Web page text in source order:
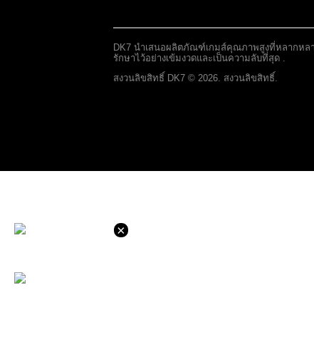
×
DK7 นำเสนอผลิตภัณฑ์เกมส์คุณภาพสูงที่หลากหล
รักษาไว้อย่างเข้มงวดและเป็นความลับที่สุด .
สงวนลิขสิทธิ์ DK7 © 2026. สงวนลิขสิทธิ์.